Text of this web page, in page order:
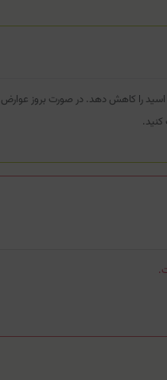
اسید را کاهش دهد. در صورت بروز عوارض